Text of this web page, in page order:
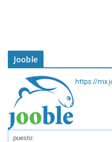
Jooble
https://
puesto: